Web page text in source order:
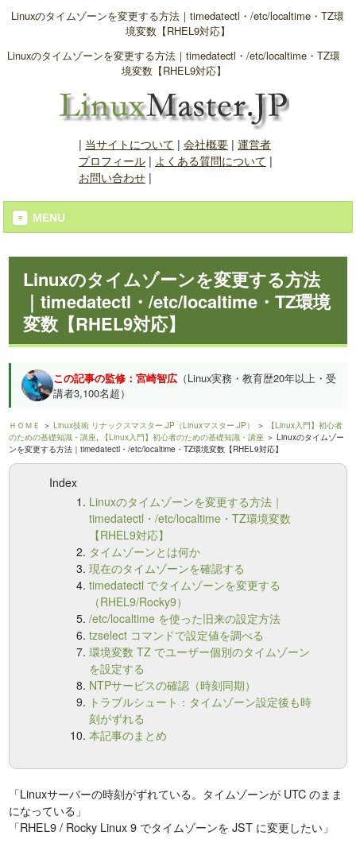
Linuxのタイムゾーンを変更する方法｜timedatectl・/etc/localtime・TZ環
境変数【RHEL9対応】
Linuxのタイムゾーンを変更する方法｜timedatectl・/etc/localtime・TZ環
境変数【RHEL9対応】
| 当サイトについて | 会社概要| 運営者
プロフィール| よくある質問について |
お問い合わせ|
MENU
Linuxのタイムゾーンを変更する方法
｜timedatectl・/etc/localtime・TZ環境
変数【RHEL9対応】
この記事の監修：宮崎智広 （Linux実務・教育歴20年以上・受
講者3,100名超）
ＨＯＭＥ ＞Linux技術 リナックスマスター.JP（Linuxマスター.JP） ＞
【Linux入門】初心者
のための基礎知識・講座, 【Linux入門】初心者のための基礎知識・講座 ＞ Linuxのタイムゾー
ンを変更する方法｜timedatectl・/etc/localtime・TZ環境変数【RHEL9対応】
Index
Linuxのタイムゾーンを変更する方法｜
timedatectl・/etc/localtime・TZ環境変数
【RHEL9対応】
タイムゾーンとは何か
現在のタイムゾーンを確認する
timedatectl でタイムゾーンを変更する
（RHEL9/Rocky9）
/etc/localtime を使った旧来の設定方法
tzselect コマンドで設定値を調べる
環境変数 TZ でユーザー個別のタイムゾーン
を設定する
NTPサービスの確認（時刻同期）
トラブルシュート：タイムゾーン設定後も時
刻がずれる
本記事のまとめ
「Linuxサーバーの時刻がずれている。タイムゾーンが UTC のまま
になっている」
「RHEL9 / Rocky Linux 9 でタイムゾーンを JST に変更したい」